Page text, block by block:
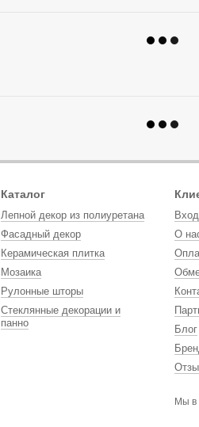
Каталог
Лепной декор из полиуретана
Фасадный декор
Керамическая плитка
Мозаика
Рулонные шторы
Стеклянные декорации и
панно
О
Блог
Мы в